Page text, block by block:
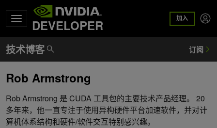
DEVELOPER 加入
Rob Armstrong
Rob Armstrong 是 CUDA 工具包的主要技术产品经理。 20
多年来，他一直专注于使用异构硬件平台加速软件，并对计
算机体系结构和硬件/软件交互特别感兴趣。